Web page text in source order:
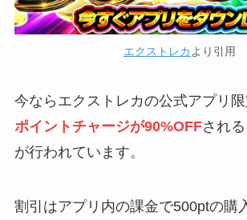
エクストレカ より引用
今ならエクストレカの公式アプリ限
ポイントチャージが90%OFFされ
が行われています。
割引はアプリ内の課金で500ptの購